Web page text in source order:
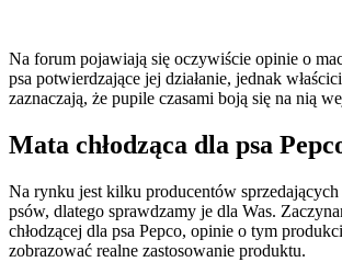
Na forum pojawiają się oczywiście opinie o
psa potwierdzające jej działanie, jednak
zaznaczają, że pupile czasami boją się na nią
Mata chłodząca dla psa
Na rynku jest kilku producentów sprzedających
psów, dlatego sprawdzamy je dla Was.
chłodzącej dla psa Pepco, opinie o tym
zobrazować realne zastosowanie produktu.